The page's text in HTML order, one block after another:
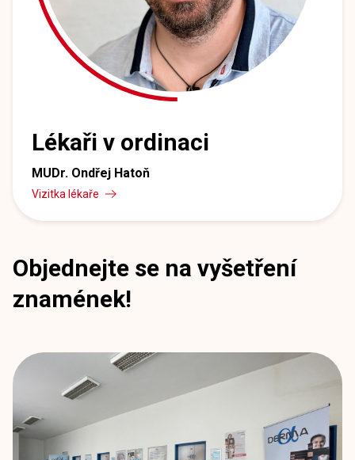
Lékaři v ordinaci
MUDr. Ondřej Hatoň
Vizitka lékaře
Objednejte se na vyšetření
znamének!